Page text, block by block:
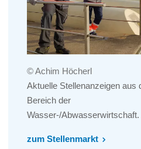
© Achim Höcherl
Aktuelle Stellenanzeigen aus
Bereich der
Wasser-/Abwasserwirtschaft.
zum Stellenmarkt